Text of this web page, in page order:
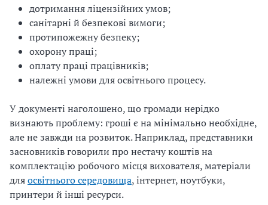
дотримання ліцензійних умов;
санітарні й безпекові вимоги;
протипожежну безпеку;
охорону праці;
оплату праці працівників;
належні умови для освітнього процесу.
У документі наголошено, що громади нерідко
визнають проблему: гроші є на мінімально необхідне,
але не завжди на розвиток. Наприклад, представники
засновників говорили про нестачу коштів на
комплектацію робочого місця вихователя, матеріали
дляосвітнього середовища, інтернет, ноутбуки,
принтери й інші ресурси.